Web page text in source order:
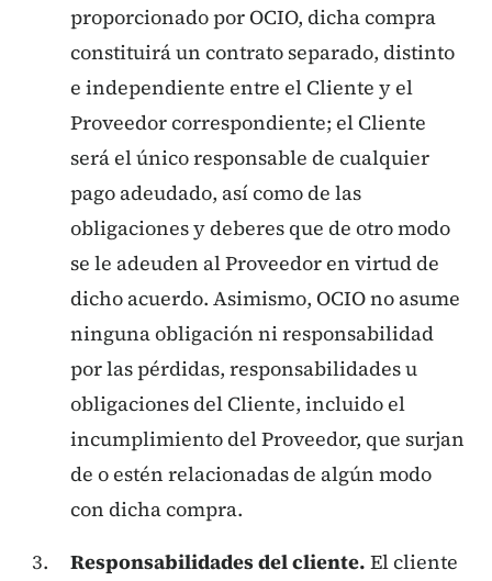
proporcionado por OCIO, dicha compra
constituirá un contrato separado, distinto
e independiente entre el Cliente y el
Proveedor correspondiente; el Cliente
será el único responsable de cualquier
pago adeudado, así como de las
obligaciones y deberes que de otro modo
se le adeuden al Proveedor en virtud de
dicho acuerdo. Asimismo, OCIO no asume
ninguna obligación ni responsabilidad
por las pérdidas, responsabilidades u
obligaciones del Cliente, incluido el
incumplimiento del Proveedor, que surjan
de o estén relacionadas de algún modo
con dicha compra.
Responsabilidades del cliente. El cliente